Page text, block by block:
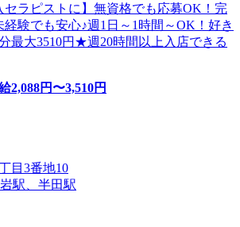
セラピストに】無資格でも応募OK！完
験でも安心♪週1日～1時間～OK！好き
最大3510円★週20時間以上入店できる
2,088円〜3,510円
目3番地10
駅、半田駅